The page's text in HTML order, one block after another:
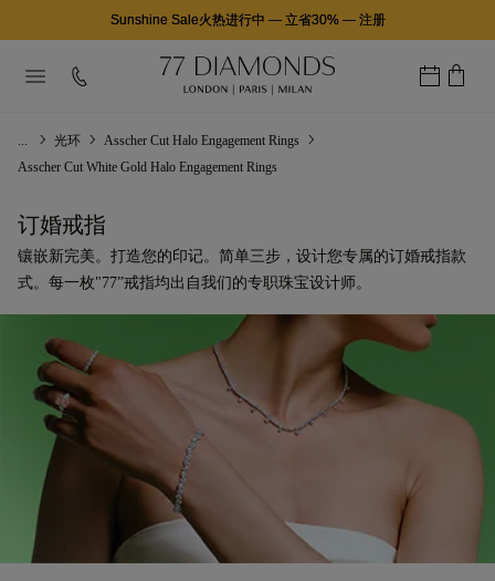
Sunshine Sale火热进行中 — 立省30%— 注册
光环
Asscher Cut Halo Engagement Rings
Asscher Cut White Gold Halo Engagement Rings
订婚戒指
镶嵌新完美。打造您的印记。简单三步，设计您专属的订婚戒指款
式。每一枚"77”戒指均出自我们的专职珠宝设计师。